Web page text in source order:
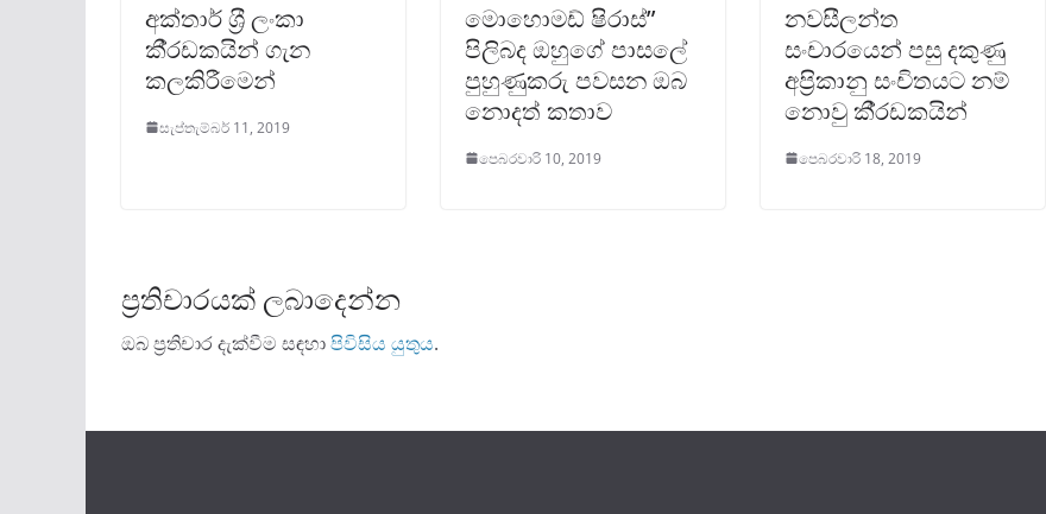
අක්තාර් ශ‍්‍රී ලංකා
කී‍්‍රඩකයින් ගැන
කලකිරීමෙන්
සැප්තැම්බර් 11, 2019
මොහොමඩ් ෂිරාස්”
පිලිබද ඔහුගේ පාසලේ
පුහුණුකරු පවසන ඔබ
නොදත් කතාව
පෙබරවාරි 10, 2019
නවසීලන්ත
සංචාරයෙන් පසු දකුණු
අප‍්‍රිකානු සංචිතයට නම්
නොවු කී‍්‍රඩකයින්
පෙබරවාරි 18, 2019
ප්‍රතිචාරයක් ලබාදෙන්න
ඔබ ප්‍රතිචාර දැක්වීම සඳහාපිවිසිය යුතුය.